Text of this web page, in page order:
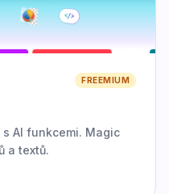
FREEMIUM
AI funkcemi. Magic
a textů.